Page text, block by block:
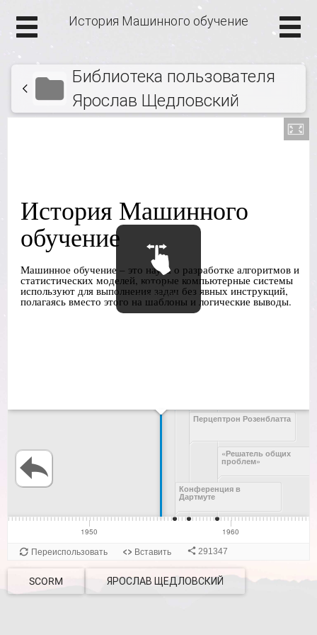
История Машинного обучение
Библиотека пользователя
Ярослав Щедловский
SCORM ЯРОСЛАВ ЩЕДЛОВСКИЙ